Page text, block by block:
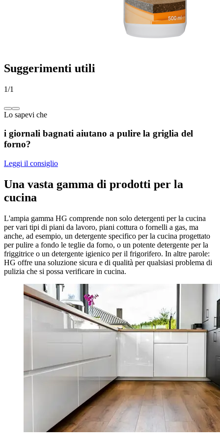
Suggerimenti utili
1/1
Lo sapevi che
i giornali bagnati aiutano a pulire la griglia del
forno?
Leggi il consiglio
Una vasta gamma di prodotti per la
cucina
L'ampia gamma HG comprende non solo detergenti per la cucina
per vari tipi di piani da lavoro, piani cottura o fornelli a gas, ma
anche, ad esempio, un detergente specifico per la cucina progettato
per pulire a fondo le teglie da forno, o un potente detergente per la
friggitrice o un detergente igienico per il frigorifero. In altre parole:
HG offre una soluzione sicura e di qualità per qualsiasi problema di
pulizia che si possa verificare in cucina.